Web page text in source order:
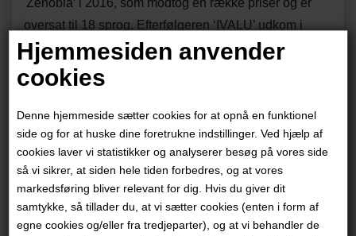
Hjemmesiden anvender
cookies
Denne hjemmeside sætter cookies for at opnå en funktionel
side og for at huske dine foretrukne indstillinger. Ved hjælp af
cookies laver vi statistikker og analyserer besøg på vores side
så vi sikrer, at siden hele tiden forbedres, og at vores
markedsføring bliver relevant for dig. Hvis du giver dit
samtykke, så tillader du, at vi sætter cookies (enten i form af
egne cookies og/eller fra tredjeparter), og at vi behandler de
oversat til 18 sprog. Efterfølgeren ‘IVALU’ udkom i
2019, og vandt Børne og Ungdomsministeriets
Skriverpris i 2020. I 2023 blev tegneserien filmatiseret
Om tegner Lars Horneman